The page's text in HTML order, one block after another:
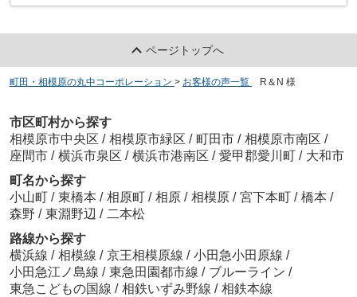
ページトップへ
町田・相模原の丸中コーポレーション > お客様の声一覧 R＆N 様
市区町村から探す
相模原市中央区 / 相模原市緑区 / 町田市 / 相模原市南区 /
座間市 / 横浜市泉区 / 横浜市港南区 / 愛甲郡愛川町 / 大和市
町名から探す
小山町 / 東橋本 / 相原町 / 相原 / 相模原 / 宮下本町 / 橋本 /
森野 / 東淵野辺 / 二本松
路線から探す
横浜線 / 相模線 / 京王相模原線 / 小田急小田原線 /
小田急江ノ島線 / 東急田園都市線 / ブルーライン /
東急こどもの国線 / 相鉄いずみ野線 / 相鉄本線